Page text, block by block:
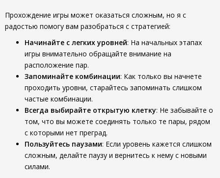
Прохождение игры может оказаться сложным, но я с
радостью помогу вам разобраться с стратегией:
Начинайте с легких уровней: На начальных этапах
игры внимательно обращайте внимание на
расположение пар.
Запоминайте комбинации: Как только вы начнете
проходить уровни, старайтесь запоминать слишком
частые комбинации.
Всегда выбирайте открытую клетку: Не забывайте о
том, что вы можете соединять только те пары, рядом
с которыми нет преград.
Пользуйтесь паузами: Если уровень кажется слишком
сложным, делайте паузу и вернитесь к нему с новыми
силами.